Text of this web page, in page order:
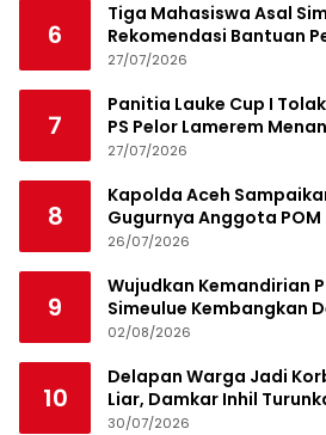
6
Tiga Mahasiswa Asal
Rekomendasi Bantuan
Jamaluddin Idham
27/07/2026
7
Panitia Lauke Cup I
PS Pelor Lamerem
27/07/2026
8
Kapolda Aceh
Gugurnya Anggota
Bandar Narkoba
26/07/2026
9
Wujudkan Kemandirian
Simeulue Kembangkan
02/08/2026
10
Delapan Warga Jadi
Liar, Damkar Inhil
30/07/2026